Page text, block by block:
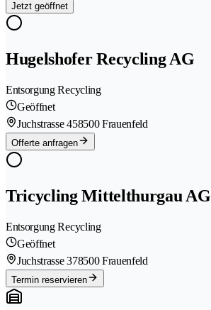
Jetzt geöffnet
Hugelshofer Recycling AG
Entsorgung Recycling
Geöffnet
Juchstrasse 458500 Frauenfeld
Offerte anfragen
Tricycling Mittelthurgau AG
Entsorgung Recycling
Geöffnet
Juchstrasse 378500 Frauenfeld
Termin reservieren